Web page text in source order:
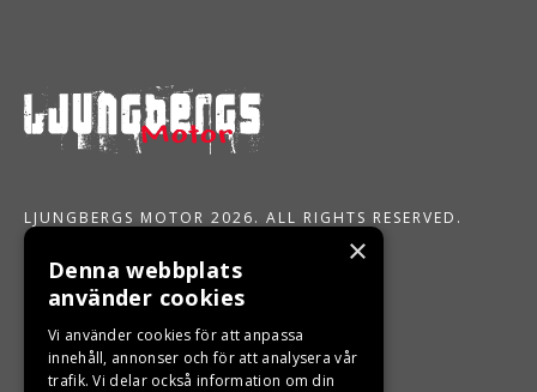
LJUNGBERGS MOTOR 2026. ALL RIGHTS RESERVED.
POWERED BY EMPORI CMS ×
Denna webbplats
använder cookies
Vi använder cookies för att anpassa
innehåll, annonser och för att analysera vår
trafik. Vi delar också information om din